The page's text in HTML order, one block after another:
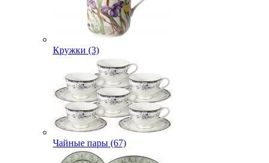
Кружки (3)
Чайные пары (67)